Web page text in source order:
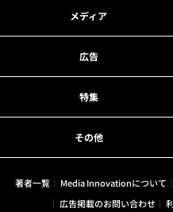
メディア
広告
特集
その他
著者一覧 Media Innovationについて
広告掲載のお問い合わせ